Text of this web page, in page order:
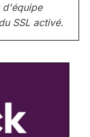
d'équipe
SSL activé.